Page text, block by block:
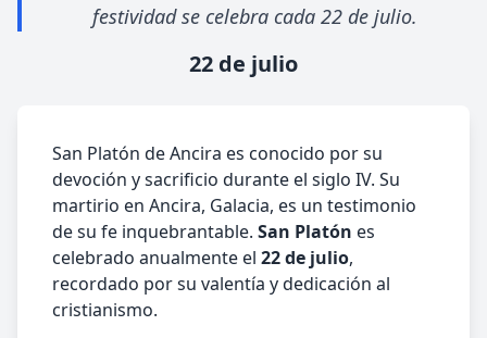
festividad se celebra cada 22 de julio.
22 de julio
San Platón de Ancira es conocido por su
devoción y sacrificio durante el siglo IV. Su
martirio en Ancira, Galacia, es un testimonio
de su fe inquebrantable. San Platón es
celebrado anualmente el 22 de julio,
recordado por su valentía y dedicación al
cristianismo.